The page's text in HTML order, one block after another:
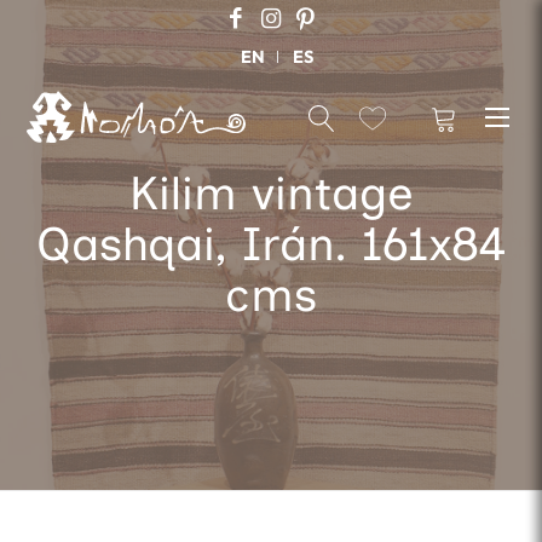
EN ES
Kilim vintage
Qashqai, Irán. 161x84
cms